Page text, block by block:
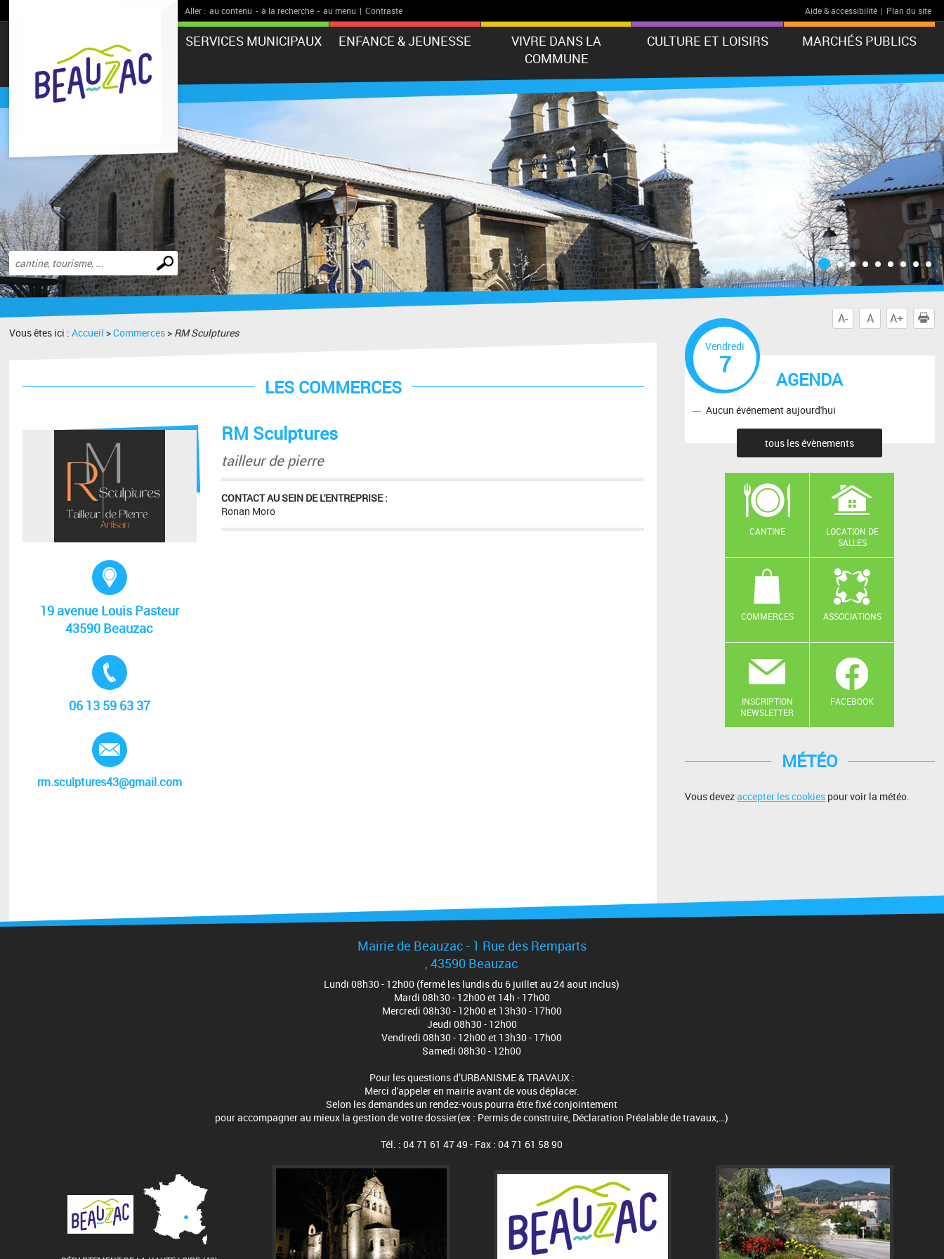
Aller : au contenu - à la recherche - au menu | Contraste Aide & accessibilité | Plan du site
SERVICES MUNICIPAUX ENFANCE & JEUNESSE
VIVRE DANS LA
COMMUNE
CULTURE ET LOISIRS MARCHÉS PUBLICS
Effectuer
une
recherche
A- A A+
Vous êtes ici :Accueil >Commerces > RM Sculptures
LES COMMERCES
RM Sculptures
tailleur de pierre
CONTACT AU SEIN DE L'ENTREPRISE :
Ronan Moro
19 avenue Louis Pasteur
43590 Beauzac
06 13 59 63 37
rm.sculptures43@gmail.com
AGENDA
Vendredi
7
Aucun événement aujourd'hui
tous les évènements
CANTINE
LOCATION DE
SALLES
COMMERCES ASSOCIATIONS
INSCRIPTION
NEWSLETTER
FACEBOOK
MÉTÉO
Vous devezaccepter les cookies pour voir la météo.
Mairie de Beauzac - 1 Rue des Remparts
, 43590 Beauzac
Lundi 08h30 - 12h00 (fermé les lundis du 6 juillet au 24 aout inclus)
Mardi 08h30 - 12h00 et 14h - 17h00
Mercredi 08h30 - 12h00 et 13h30 - 17h00
Jeudi 08h30 - 12h00
Vendredi 08h30 - 12h00 et 13h30 - 17h00
Samedi 08h30 - 12h00
Pour les questions d’URBANISME & TRAVAUX :
Merci d'appeler en mairie avant de vous déplacer.
Selon les demandes un rendez-vous pourra être fixé conjointement
pour accompagner au mieux la gestion de votre dossier(ex : Permis de construire, Déclaration Préalable de travaux,…)
Tél. : 04 71 61 47 49 - Fax : 04 71 61 58 90